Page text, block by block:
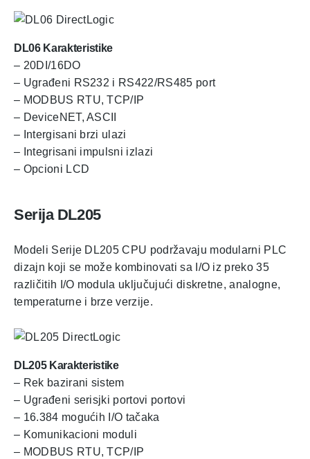
DL06 Karakteristike
– 20DI/16DO
– Ugrađeni RS232 i RS422/RS485 port
– MODBUS RTU, TCP/IP
– DeviceNET, ASCII
– Intergisani brzi ulazi
– Integrisani impulsni izlazi
– Opcioni LCD
Serija DL205
Modeli Serije DL205 CPU podržavaju modularni PLC
dizajn koji se može kombinovati sa I/O iz preko 35
različitih I/O modula uključujući diskretne, analogne,
temperaturne i brze verzije.
DL205 Karakteristike
– Rek bazirani sistem
– Ugrađeni serisjki portovi portovi
– 16.384 mogućih I/O tačaka
– Komunikacioni moduli
– MODBUS RTU, TCP/IP